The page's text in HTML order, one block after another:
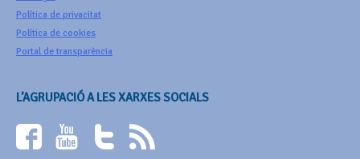
Política de privacitat
Política de cookies
Portal de transparència
L’AGRUPACIÓ A LES XARXES SOCIALS